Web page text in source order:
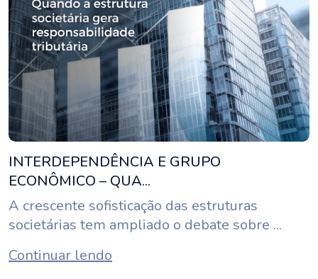
INTERDEPENDÊNCIA E GRUPO
ECONÔMICO – QUA...
A crescente sofisticação das estruturas
societárias tem ampliado o debate sobre ...
Continuar lendo